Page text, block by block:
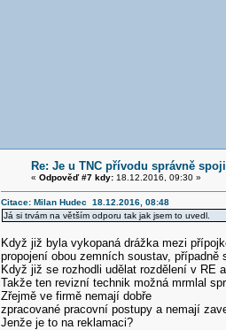
Re: Je u TNC přívodu správně
« Odpověď #7 kdy:18.12.2016, 09:30 »
Citace: Milan Hudec 18.12.2016, 08:48
Já si trvám na větším odporu tak jak jsem to uvedl.
Když již byla vykopaná drážka mezi
propojení obou zemních soustav,
Když již se rozhodli udělat rozdělení v RE
Takže ten revizní technik možná mrmlal
Zřejmě ve firmě nemají dobře
zpracované pracovní postupy a nemají
Jenže je to na reklamaci?